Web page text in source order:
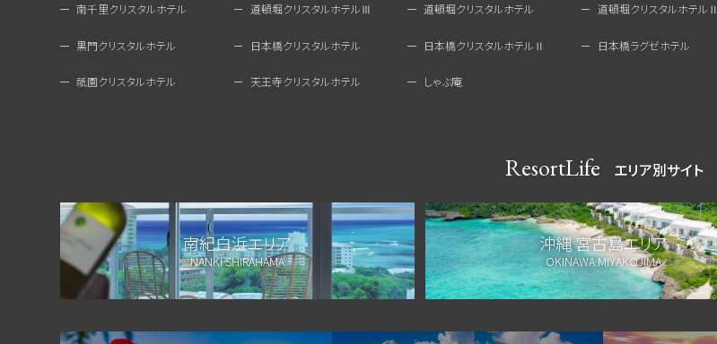
南千里クリスタルホテル 道頓堀クリスタルホテルⅢ 道頓堀クリスタルホテル 道頓堀クリスタルホテルⅡ
黒門クリスタルホテル 日本橋クリスタルホテル 日本橋クリスタルホテルⅡ 日本橋ラグゼホテル
祇園クリスタルホテル 天王寺クリスタルホテル しゃぶ庵
ResortLife エリア別サイト
南紀白浜エリア
NANKI SHIRAHAMA
沖縄 宮古島エリア
OKINAWA MIYAKOJIMA